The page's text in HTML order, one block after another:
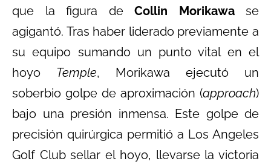
que la figura de Collin Morikawase
agigantó. Tras haber liderado previamente a
su equipo sumando un punto vital en el
hoyo Temple, Morikawa ejecutó un
soberbio golpe de aproximación (approach)
bajo una presión inmensa. Este golpe de
precisión quirúrgica permitió a Los Angeles
Golf Club sellar el hoyo, llevarse la victoria